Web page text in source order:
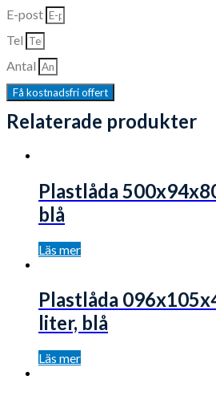
E-post
Tel
Antal
Få kostnadsfri offert
Relaterade produkter
Plastlåda
blå
Läs mer
Plastlåda
liter, blå
Läs mer